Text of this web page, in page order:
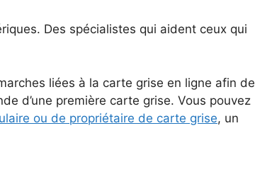
Des spécialistes qui aident ceux qui
liées à la carte grise en ligne afin de
d’une première carte grise. Vous pouvez
ou de propriétaire de carte grise, un